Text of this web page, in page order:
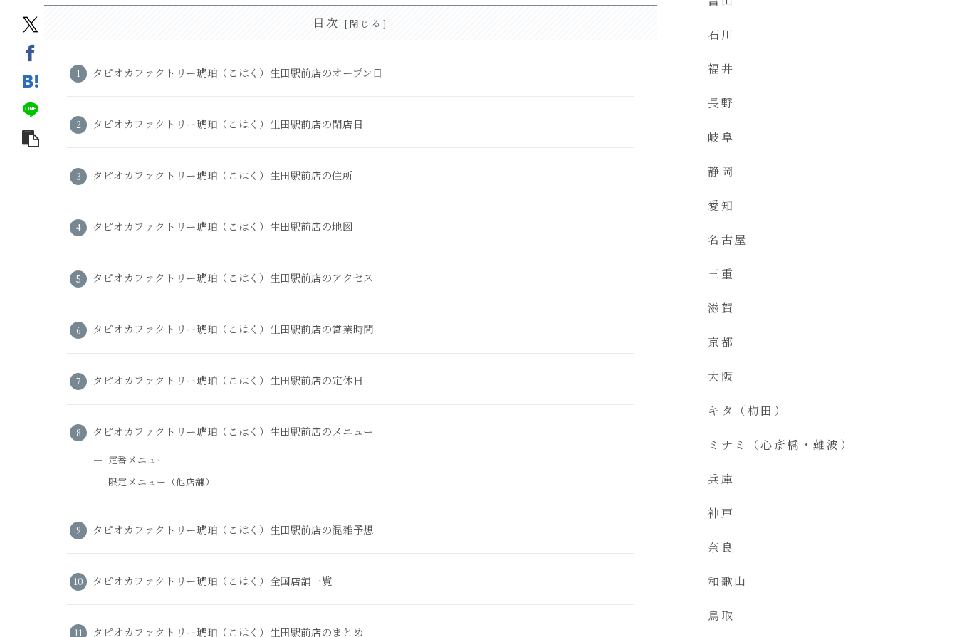
目次
タピオカファクトリー琥珀（こはく）生田駅前店のオープン日
タピオカファクトリー琥珀（こはく）生田駅前店の閉店日
タピオカファクトリー琥珀（こはく）生田駅前店の住所
タピオカファクトリー琥珀（こはく）生田駅前店の地図
タピオカファクトリー琥珀（こはく）生田駅前店のアクセス
タピオカファクトリー琥珀（こはく）生田駅前店の営業時間
タピオカファクトリー琥珀（こはく）生田駅前店の定休日
タピオカファクトリー琥珀（こはく）生田駅前店のメニュー
定番メニュー
限定メニュー（他店舗）
タピオカファクトリー琥珀（こはく）生田駅前店の混雑予想
タピオカファクトリー琥珀（こはく）全国店舗一覧
タピオカファクトリー琥珀（こはく）生田駅前店のまとめ
石川
福井
長野
岐阜
静岡
愛知
名古屋
三重
滋賀
京都
大阪
キタ（梅田）
ミナミ（心斎橋・難波）
兵庫
神戸
奈良
和歌山
鳥取